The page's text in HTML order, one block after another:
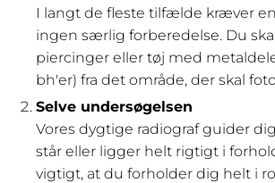
I langt de fleste tilfælde kræver
ingen særlig forberedelse. Du
piercinger eller tøj med
bh'er) fra det område, der skal
Selve undersøgelsen
Vores dygtige radiograf guider
står eller ligger helt rigtigt i
vigtigt, at du forholder dig helt i